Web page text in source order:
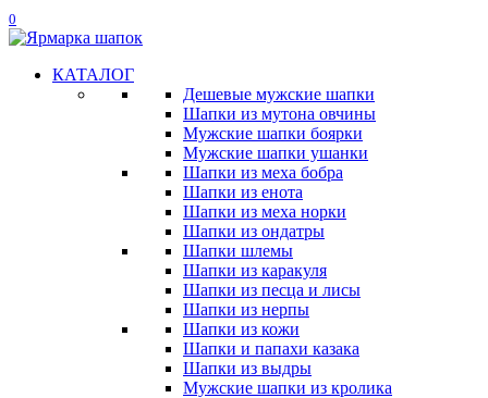
0
КАТАЛОГ
Дешевые мужские шапки
Шапки из мутона овчины
Мужские шапки боярки
Мужские шапки ушанки
Шапки из меха бобра
Шапки из енота
Шапки из меха норки
Шапки из ондатры
Шапки шлемы
Шапки из каракуля
Шапки из песца и лисы
Шапки из нерпы
Шапки из кожи
Шапки и папахи казака
Шапки из выдры
Мужские шапки из кролика